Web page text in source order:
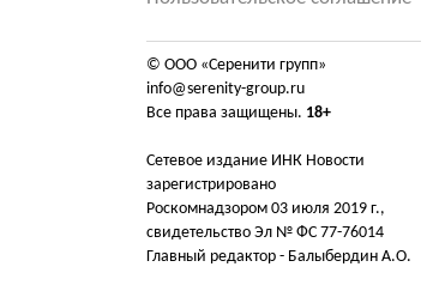
© ООО «Серенити групп»
info@serenity-group.ru
Все права защищены. 18+
Сетевое издание ИНК Новости
зарегистрировано
Роскомнадзором 03 июля 2019 г.,
свидетельство Эл № ФС 77-76014
Главный редактор - Балыбердин А.О.